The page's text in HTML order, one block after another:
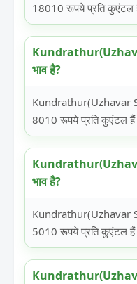
18010 रूपये प्रति कुएंटल
भाव है?
Kundrathur(Uzhavar
8010 रूपये प्रति कुएंटल
भाव है?
Kundrathur(Uzhavar
5010 रूपये प्रति कुएंटल